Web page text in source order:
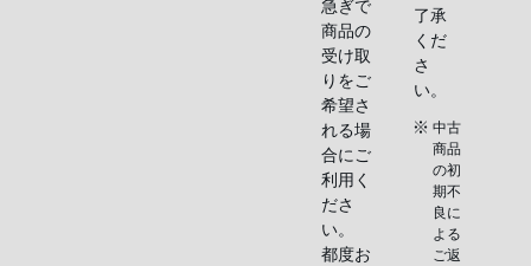
急ぎで
商品の
受け取
りをご
希望さ
れる場
合にご
利用く
ださ
い。
都度お
了承
くだ
さ
い。
中古
商品
の初
期不
良に
よる
ご返